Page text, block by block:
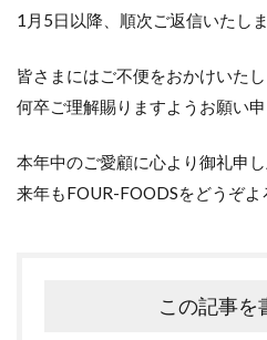
1月5日以降、順次ご返信いたしま
皆さまにはご不便をおかけいたし
何卒ご理解賜りますようお願い申
本年中のご愛顧に心より御礼申し
来年もFOUR-FOODSをどうぞよ
この記事を